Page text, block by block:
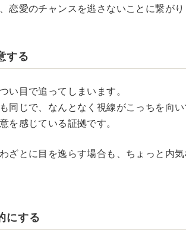
恋愛のチャンスを逃さないことに繋がり
する
い目で追ってしまいます。
同じで、なんとなく視線がこっちを向
を感じている証拠です。
ざとに目を逸らす場合も、ちょっと内
にする